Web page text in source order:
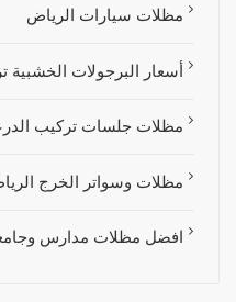
مظلات سيارات الرياض
أسعار البرجولات
مظلات جلسات تركيب
مظلات وسواتر الخرج الرياض
افضل مظلات مدارس